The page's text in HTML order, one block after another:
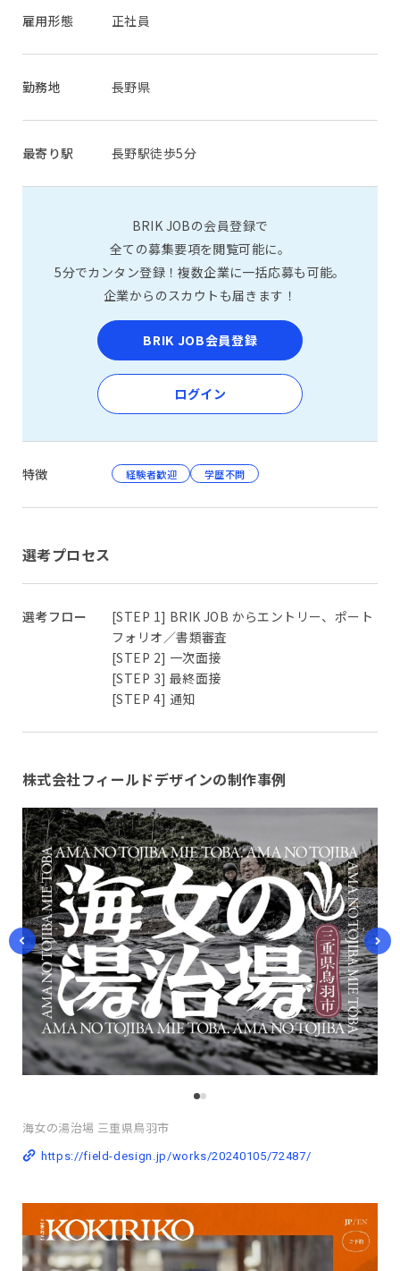
雇用形態 正社員
勤務地 長野県
最寄り駅 長野駅徒歩5分
BRIK JOBの会員登録で
全ての募集要項を閲覧可能に。
5分でカンタン登録！複数企業に一括応募も可能。
企業からのスカウトも届きます！
BRIK JOB会員登録
ログイン
特徴 経験者歓迎 学歴不問
選考プロセス
選考フロー
[STEP 1] BRIK JOB からエントリー、ポート
フォリオ／書類審査
[STEP 2] 一次面接
[STEP 3] 最終面接
[STEP 4] 通知
株式会社フィールドデザインの制作事例
海女の湯治場 三重県鳥羽市
https://field-design.jp/works/20240105/72487/